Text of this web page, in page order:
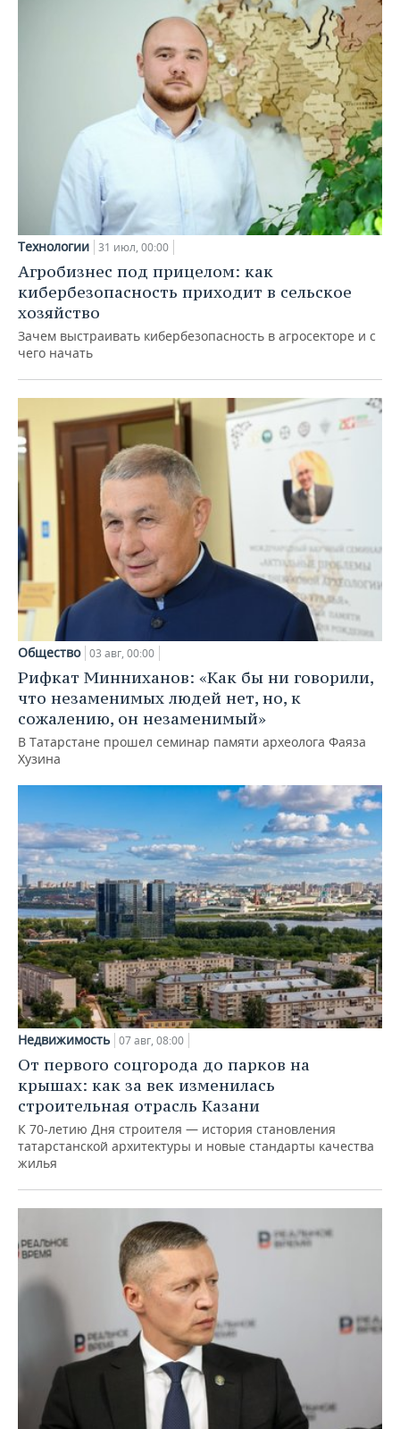
Технологии 31 июл, 00:00
Агробизнес под прицелом: как
кибербезопасность приходит в сельское
хозяйство
Зачем выстраивать кибербезопасность в агросекторе и с
чего начать
Общество 03 авг, 00:00
Рифкат Минниханов: «Как бы ни говорили,
что незаменимых людей нет, но, к
сожалению, он незаменимый»
В Татарстане прошел семинар памяти археолога Фаяза
Хузина
Недвижимость 07 авг, 08:00
От первого соцгорода до парков на
крышах: как за век изменилась
строительная отрасль Казани
К 70-летию Дня строителя — история становления
татарстанской архитектуры и новые стандарты качества
жилья